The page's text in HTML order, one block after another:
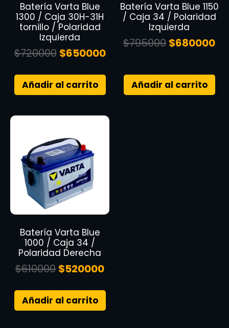
Batería Varta Blue
1300 / Caja 30H-31H
tornillo / Polaridad
Izquierda
$720000 $650000
Añadir al carrito
Batería Varta Blue 1150
/ Caja 34 / Polaridad
Izquierda
$795000 $680000
Añadir al carrito
Batería Varta Blue
1000 / Caja 34 /
Polaridad Derecha
$610000 $520000
Añadir al carrito